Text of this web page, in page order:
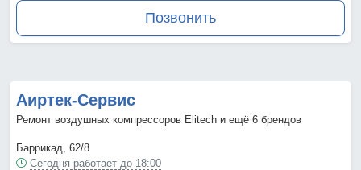
Позвонить
Аиртек-Сервис
Ремонт воздушных компрессоров Elitech и ещё 6 брендов
Баррикад, 62/8
Сегодня работает до 18:00